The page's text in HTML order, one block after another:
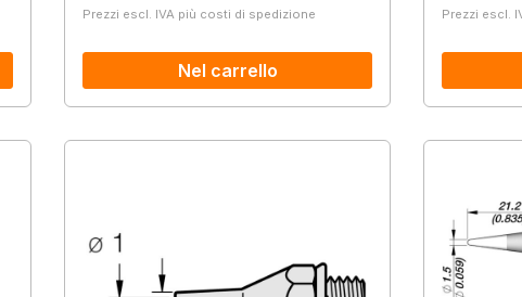
Prezzi escl. IVA più costi di spedizione
Nel carrello
Prezzi escl.